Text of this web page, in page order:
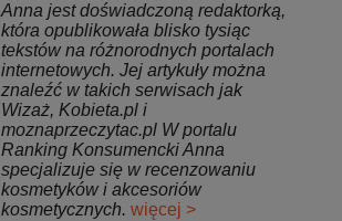
Anna jest doświadczoną redaktorką,
która opublikowała blisko tysiąc
tekstów na różnorodnych portalach
internetowych. Jej artykuły można
znaleźć w takich serwisach jak
Wizaż, Kobieta.pl i
moznaprzeczytac.pl W portalu
Ranking Konsumencki Anna
specjalizuje się w recenzowaniu
kosmetyków i akcesoriów
kosmetycznych. więcej >